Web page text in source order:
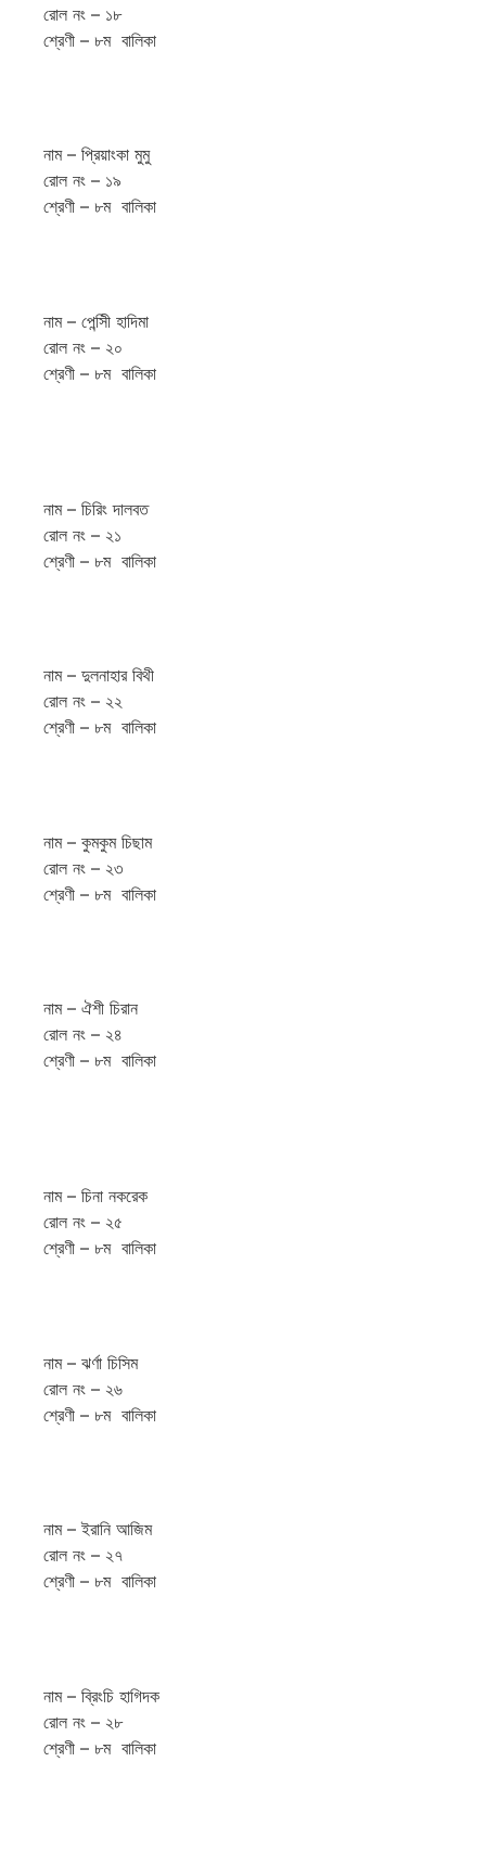
রোল নং – ১৮
শ্রেণী – ৮ম বালিকা
নাম – প্রিয়াংকা মুমু
রোল নং – ১৯
শ্রেণী – ৮ম বালিকা
নাম – পেন্সিী হাদিমা
রোল নং – ২০
শ্রেণী – ৮ম বালিকা
নাম – চিরিং দালবত
রোল নং – ২১
শ্রেণী – ৮ম বালিকা
নাম – দুলনাহার বিথী
রোল নং – ২২
শ্রেণী – ৮ম বালিকা
নাম – কুমকুম চিছাম
রোল নং – ২৩
শ্রেণী – ৮ম বালিকা
নাম – ঐশী চিরান
রোল নং – ২৪
শ্রেণী – ৮ম বালিকা
নাম – চিনা নকরেক
রোল নং – ২৫
শ্রেণী – ৮ম বালিকা
নাম – ঝর্ণা চিসিম
রোল নং – ২৬
শ্রেণী – ৮ম বালিকা
নাম – ইরানি আজিম
রোল নং – ২৭
শ্রেণী – ৮ম বালিকা
নাম – ব্রিংচি হাগিদক
রোল নং – ২৮
শ্রেণী – ৮ম বালিকা